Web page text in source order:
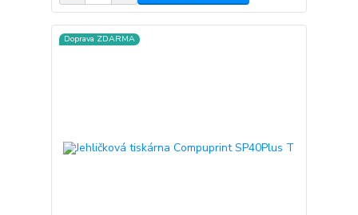
Doprava ZDARMA